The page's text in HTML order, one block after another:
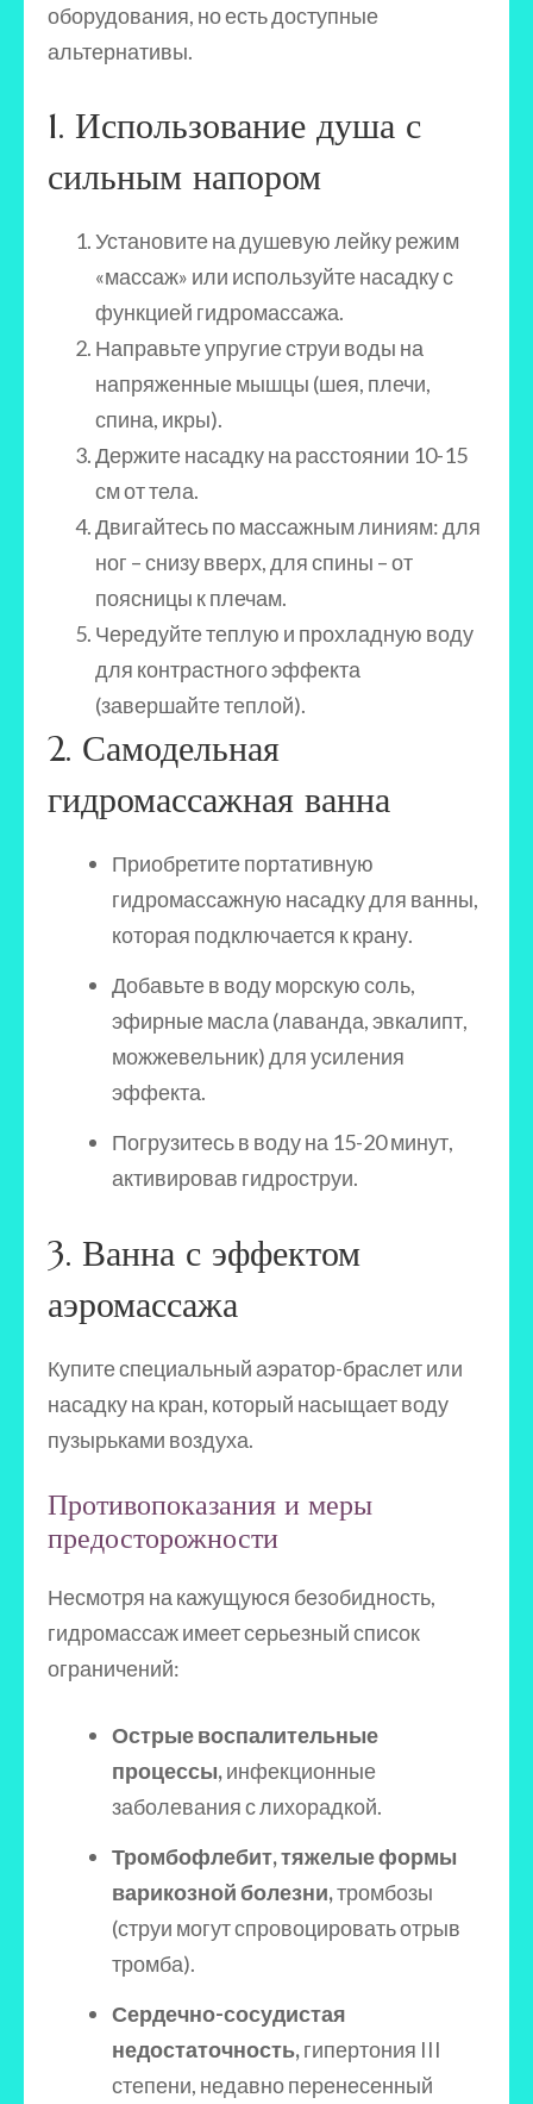
оборудования, но есть доступные
альтернативы.
1. Использование душа с
сильным напором
Установите на душевую лейку режим
«массаж» или используйте насадку с
функцией гидромассажа.
Направьте упругие струи воды на
напряженные мышцы (шея, плечи,
спина, икры).
Держите насадку на расстоянии 10-15
см от тела.
Двигайтесь по массажным линиям: для
ног – снизу вверх, для спины – от
поясницы к плечам.
Чередуйте теплую и прохладную воду
для контрастного эффекта
(завершайте теплой).
2. Самодельная
гидромассажная ванна
Приобретите портативную
гидромассажную насадку для ванны,
которая подключается к крану.
Добавьте в воду морскую соль,
эфирные масла (лаванда, эвкалипт,
можжевельник) для усиления
эффекта.
Погрузитесь в воду на 15-20 минут,
активировав гидроструи.
3. Ванна с эффектом
аэромассажа
Купите специальный аэратор-браслет или
насадку на кран, который насыщает воду
пузырьками воздуха.
Противопоказания и меры
предосторожности
Несмотря на кажущуюся безобидность,
гидромассаж имеет серьезный список
ограничений:
Острые воспалительные
процессы,инфекционные
заболевания с лихорадкой.
Тромбофлебит, тяжелые формы
варикозной болезни,тромбозы
(струи могут спровоцировать отрыв
тромба).
Сердечно-сосудистая
недостаточность,гипертония III
степени, недавно перенесенный